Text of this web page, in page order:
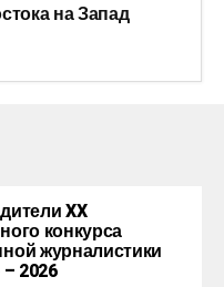
на Запад
XX
конкурса
журналистики
2026